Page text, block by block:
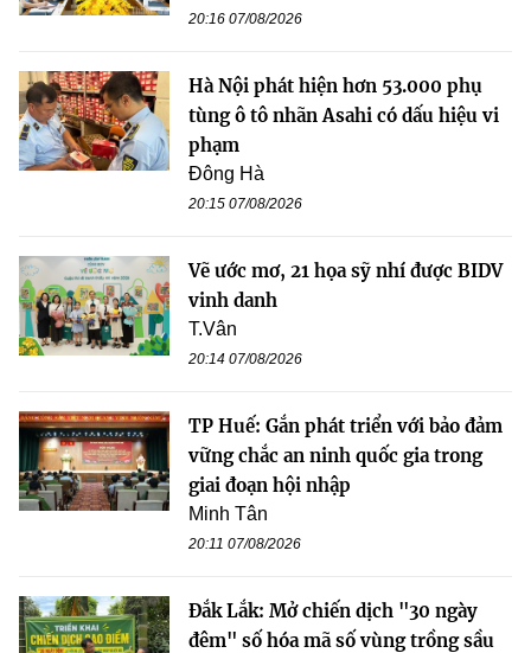
20:16 07/08/2026
Hà Nội phát hiện hơn 53.000 phụ
tùng ô tô nhãn Asahi có dấu hiệu vi
phạm
Đông Hà
20:15 07/08/2026
Vẽ ước mơ, 21 họa sỹ nhí được BIDV
vinh danh
T.Vân
20:14 07/08/2026
TP Huế: Gắn phát triển với bảo đảm
vững chắc an ninh quốc gia trong
giai đoạn hội nhập
Minh Tân
20:11 07/08/2026
Đắk Lắk: Mở chiến dịch "30 ngày
đêm" số hóa mã số vùng trồng sầu